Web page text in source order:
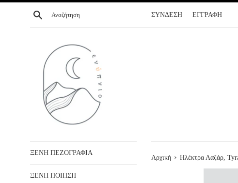
Αναζήτηση ΣΥΝΔΕΣΗ ΕΓΓΡΑΦΗ
ΞΕΝΗ ΠΕΖΟΓΡΑΦΙΑ
ΞΕΝΗ ΠΟΙΗΣΗ
Αρχική › Ηλέκτρα Λαζάρ,